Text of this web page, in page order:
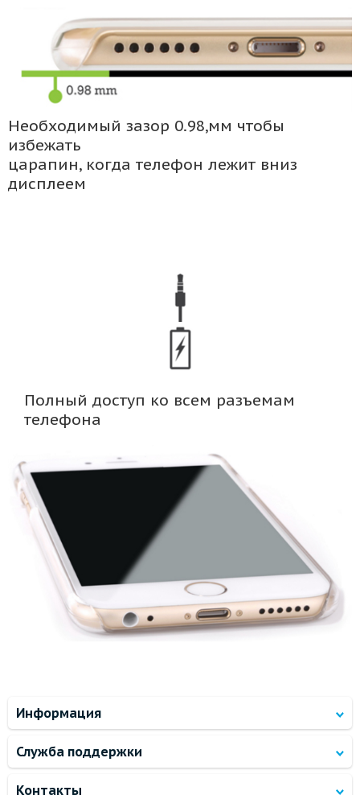
Необходимый зазор 0.98,мм чтобы
избежать
царапин, когда телефон лежит вниз
дисплеем
Полный доступ ко всем разъемам
телефона
Информация
Служба поддержки
Контакты